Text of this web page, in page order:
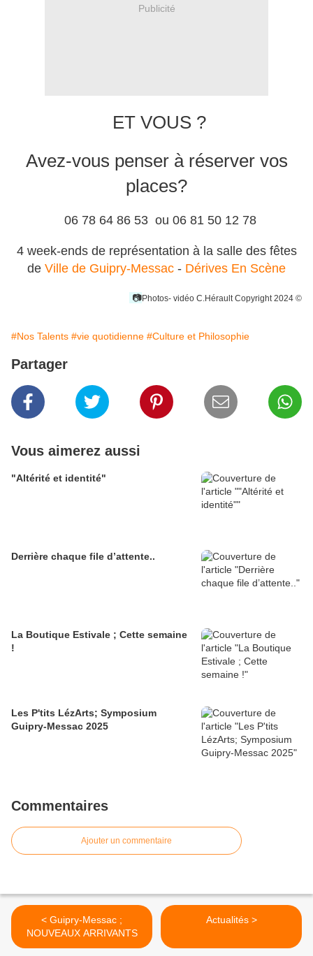
Publicité
ET VOUS ?
Avez-vous penser à réserver vos
places?
06 78 64 86 53 ou 06 81 50 12 78
4 week-ends de représentation à la salle des fêtes
de Ville de Guipry-Messac - Dérives En Scène
📷Photos- vidéo C.HéraultCopyright 2024 ©
#Nos Talents #vie quotidienne #Culture et Philosophie
Partager
Vous aimerez aussi
"Altérité et identité"
Derrière chaque file d’attente..
La Boutique Estivale ; Cette semaine
!
Les P'tits LézArts; Symposium
Guipry-Messac 2025
Commentaires
Ajouter un commentaire
< Guipry-Messac ;
NOUVEAUX ARRIVANTS
Actualités >